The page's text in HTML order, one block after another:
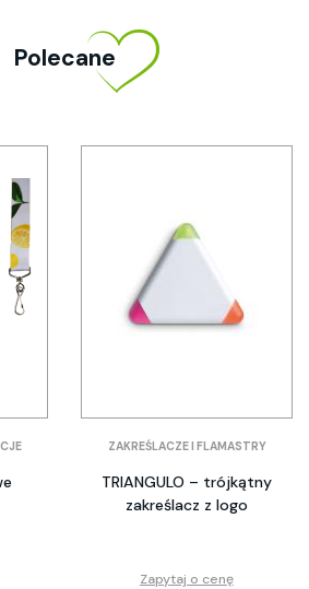
Polecane
ZAKREŚLACZE I FLAMASTRY
TRIANGULO – trójkątny
zakreślacz z logo
Zapytaj o cenę